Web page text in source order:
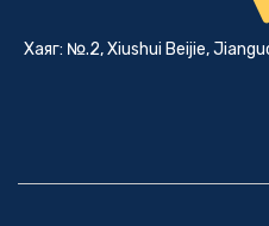
Хаяг: №.2, Xiushui Beijie,